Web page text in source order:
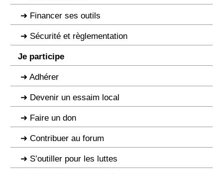
Financer ses outils
Sécurité et règlementation
Je participe
Adhérer
Devenir un essaim local
Faire un don
Contribuer au forum
S’outiller pour les luttes